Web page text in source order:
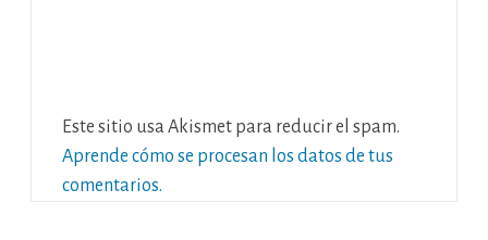
Este sitio usa Akismet para reducir el spam.
Aprende cómo se procesan los datos de tus
comentarios.